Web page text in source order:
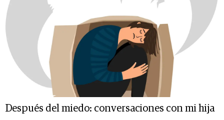
Después del miedo: conversaciones con mi hija